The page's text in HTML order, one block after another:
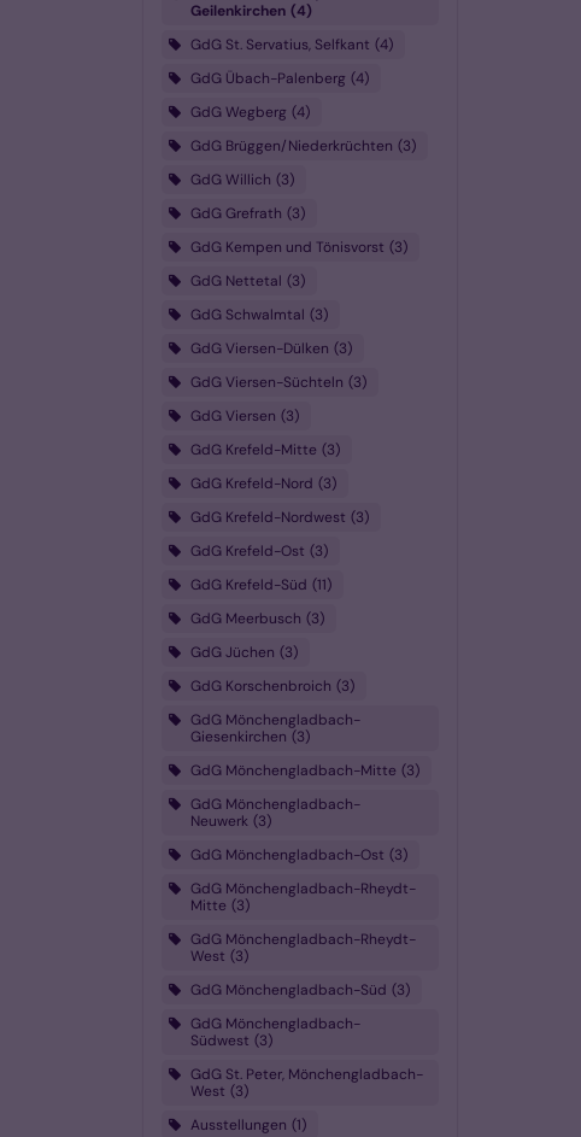
Geilenkirchen 4
GdG St. Servatius, Selfkant 4
GdG Übach-Palenberg 4
GdG Wegberg 4
GdG Brüggen/Niederkrüchten 3
GdG Willich 3
GdG Grefrath 3
GdG Kempen und Tönisvorst 3
GdG Nettetal 3
GdG Schwalmtal 3
GdG Viersen-Dülken 3
GdG Viersen-Süchteln 3
GdG Viersen 3
GdG Krefeld-Mitte 3
GdG Krefeld-Nord 3
GdG Krefeld-Nordwest 3
GdG Krefeld-Ost 3
GdG Krefeld-Süd 11
GdG Meerbusch 3
GdG Jüchen 3
GdG Korschenbroich 3
GdG Mönchengladbach-
Giesenkirchen 3
GdG Mönchengladbach-Mitte 3
GdG Mönchengladbach-
Neuwerk 3
GdG Mönchengladbach-Ost 3
GdG Mönchengladbach-Rheydt-
Mitte 3
GdG Mönchengladbach-Rheydt-
West 3
GdG Mönchengladbach-Süd 3
GdG Mönchengladbach-
Südwest 3
GdG St. Peter, Mönchengladbach-
West 3
Ausstellungen 1